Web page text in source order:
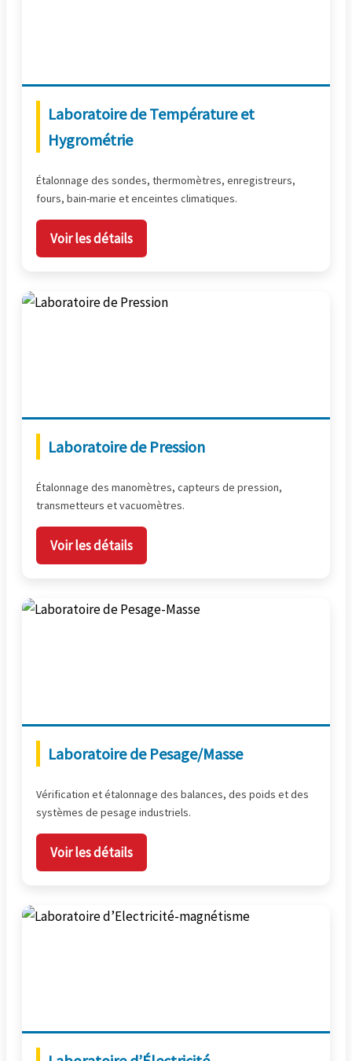
Laboratoire de Température et
Hygrométrie
Étalonnage des sondes, thermomètres, enregistreurs,
fours, bain-marie et enceintes climatiques.
Voir les détails
Laboratoire de Pression
Étalonnage des manomètres, capteurs de pression,
transmetteurs et vacuomètres.
Voir les détails
Laboratoire de Pesage/Masse
Vérification et étalonnage des balances, des poids et des
systèmes de pesage industriels.
Voir les détails